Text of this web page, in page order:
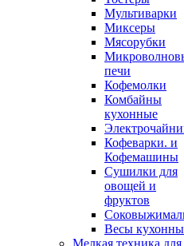
Мультиварки
Миксеры
Мясорубки
печи
Кофемолки
Комбайны
кухонные
Кофеварки. и
Кофемашины
Сушилки для
овощей и
фруктов
Весы
Мелкая техника для